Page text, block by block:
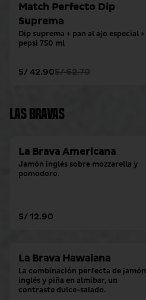
Match Perfecto Dip
Suprema
Dip suprema + pan al ajo especial +
pepsi 750 ml
S/ 42.90S/ 62.70
Las Bravas
La Brava Americana
Jamón inglés sobre mozzarella y
pomodoro.
S/ 12.90
La Brava Hawaiana
La combinación perfecta de jamón
inglés y piña en almíbar, un
contraste dulce-salado.